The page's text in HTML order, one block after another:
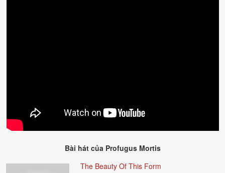
Bài hát của Profugus Mortis
The Beauty Of This Form